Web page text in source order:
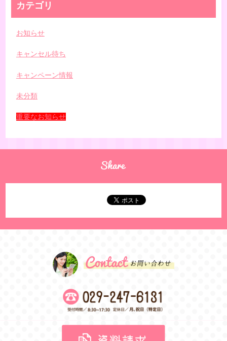
カテゴリ
お知らせ
キャンセル待ち
キャンペーン情報
未分類
重要なお知らせ